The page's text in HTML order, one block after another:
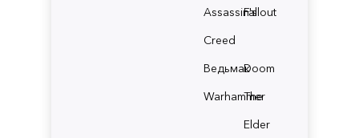
Assassin's
Creed
Fallout
ВедьмакDoom
Warhammer
The
Elder